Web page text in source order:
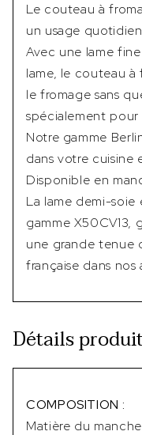
Le couteau à
un usage
Avec une lame
lame, le couteau
le fromage sans
spécialement pour
Notre gamme
dans votre cuisine
Disponible en
La lame demi-soie
gamme X50CV13,
une grande tenue
française dans nos
Détails
COMPOSITION :
Matière du